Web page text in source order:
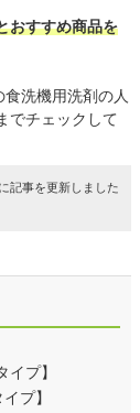
おすすめ商品を
洗機用洗剤の人
でチェックして
記事を更新しました
プ】
プ】